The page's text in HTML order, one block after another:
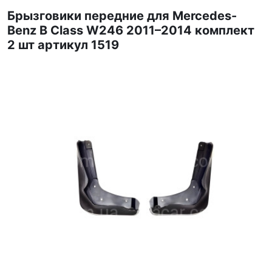
Брызговики передние для Mercedes-
Benz B Class W246 2011–2014 комплект
2 шт артикул 1519